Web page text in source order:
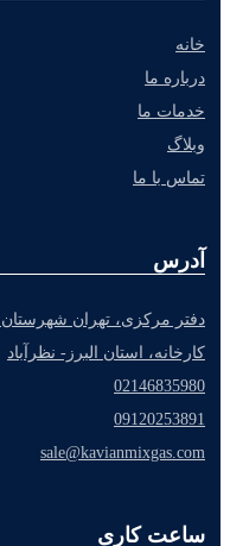
خانه
درباره ما
خدمات ما
وبلاگ
تماس با ما
آدرس
دفتر مرکزی، تهران
کارخانه، استان البرز- نظرآباد
02146835980
09120253891
sale@kavianmixgas.com
ساعت کاری